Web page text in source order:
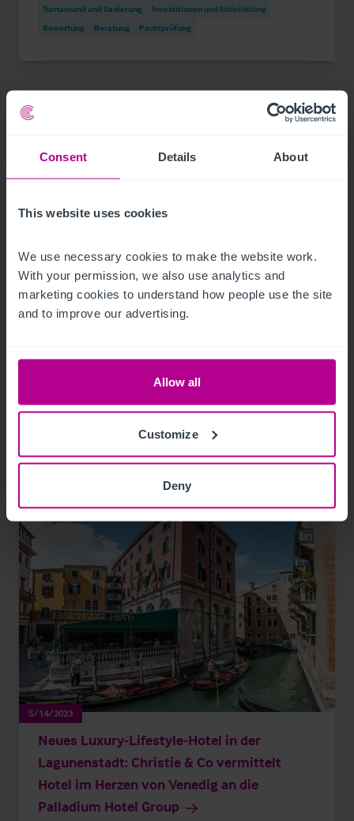
Consent Details About
This website uses cookies
We use necessary cookies to make the website work.
With your permission, we also use analytics and
marketing cookies to understand how people use the site
and to improve our advertising.
Allow all
Customize
Deny
Turnaround und Sanierung
Investitionen und Entwicklung
Bewertung
Beratung Pachtprüfung
9/12/2023
Christie & Co vermittelt neuen Hotelpächter
Pressemitteilungen Hotels
Vermittlung
5/14/2023
Neues Luxury-Lifestyle-Hotel in der
Lagunenstadt: Christie & Co vermittelt
Hotel im Herzen von Venedig an die
Palladium Hotel Group